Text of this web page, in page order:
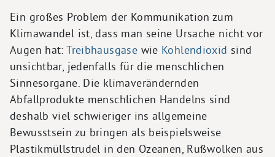
Ein großes Problem der Kommunikation zum
Klimawandel ist, dass man seine Ursache nicht vor
Augen hat:Treibhausgase wie Kohlendioxid sind
unsichtbar, jedenfalls für die menschlichen
Sinnesorgane. Die klimaverändernden
Abfallprodukte menschlichen Handelns sind
deshalb viel schwieriger ins allgemeine
Bewusstsein zu bringen als beispielsweise
Plastikmüllstrudel in den Ozeanen, Rußwolken aus